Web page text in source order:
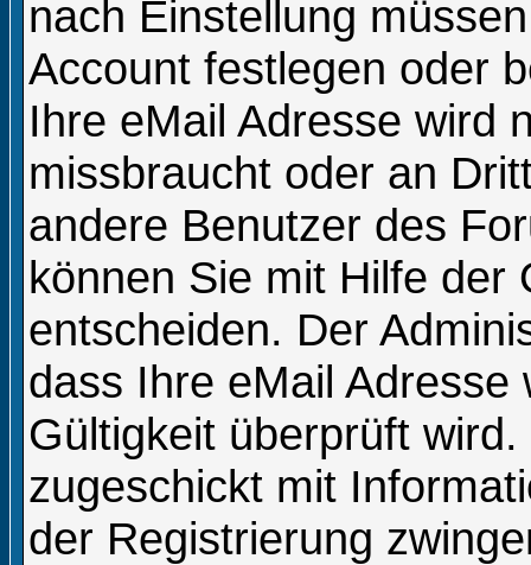
nach Einstellung
Account festlegen oder
Ihre eMail Adresse wird
missbraucht oder an
andere Benutzer des
können Sie mit Hilfe der
entscheiden. Der
dass Ihre eMail
Gültigkeit überprüft
zugeschickt mit
der Registrierung